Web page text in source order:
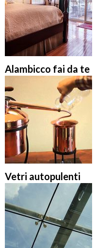
Alambicco fai da te
Vetri autopulenti